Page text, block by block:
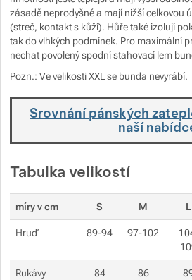
zásadě neprodyšné a mají nižší celkovou
(streč, kontakt s kůží). Hůře také izolují
tak do vlhkých podmínek. Pro maximální
nechat povolený spodní stahovací lem
Pozn.: Ve velikosti XXL se bunda nevyrábí.
Srovnání pánských
naší
Tabulka velikostí
míry v cm S M L
Hruď 89-94 97-102
Rukávy 84 86